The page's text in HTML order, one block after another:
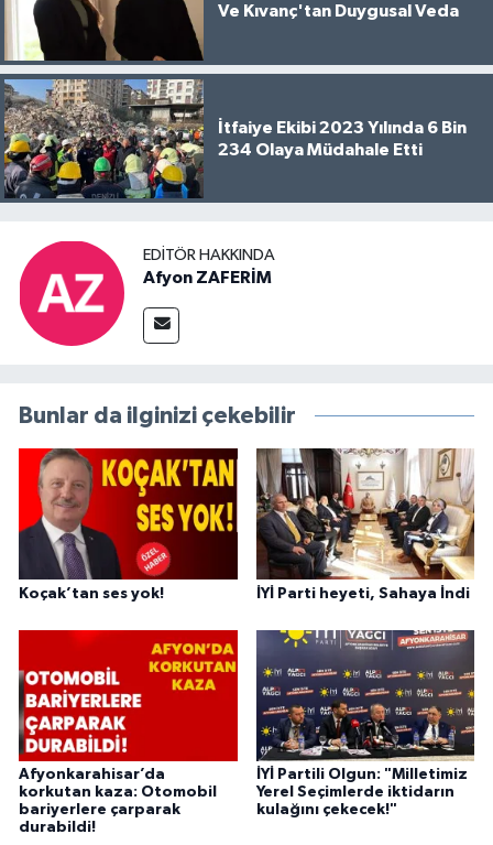
Ve Kıvanç'tan Duygusal Veda
İtfaiye Ekibi 2023 Yılında 6 Bin
234 Olaya Müdahale Etti
EDITÖR HAKKINDA
Afyon ZAFERİM
Bunlar da ilginizi çekebilir
Koçak’tan ses yok! İYİ Parti heyeti, Sahaya İndi
Afyonkarahisar’da
korkutan kaza: Otomobil
bariyerlere çarparak
durabildi!
İYİ Partili Olgun: "Milletimiz
Yerel Seçimlerde iktidarın
kulağını çekecek!"